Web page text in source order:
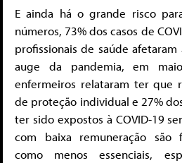
E ainda há o grande risco
números, 73% dos casos de
profissionais de saúde
auge da pandemia, em
enfermeiros relataram ter que
de proteção individual e 27%
ter sido expostos à COVID-19
com baixa remuneração são
como menos essenciais,